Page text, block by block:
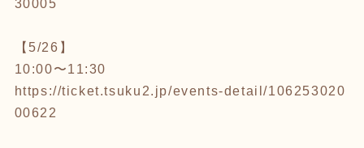
30005
【5/26】
10:00〜11:30
https://ticket.tsuku2.jp/events-detail/106253020
00622